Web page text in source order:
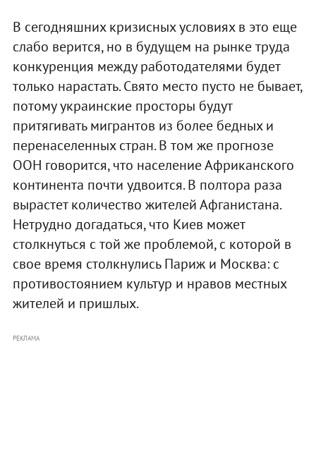
В сегодняшних кризисных условиях в это еще
слабо верится, но в будущем на рынке труда
конкуренция между работодателями будет
только нарастать. Свято место пусто не бывает,
потому украинские просторы будут
притягивать мигрантов из более бедных и
перенаселенных стран. В том же прогнозе
ООН говорится, что население Африканского
континента почти удвоится. В полтора раза
вырастет количество жителей Афганистана.
Нетрудно догадаться, что Киев может
столкнуться с той же проблемой, с которой в
свое время столкнулись Париж и Москва: с
противостоянием культур и нравов местных
жителей и пришлых.
РЕКЛАМА